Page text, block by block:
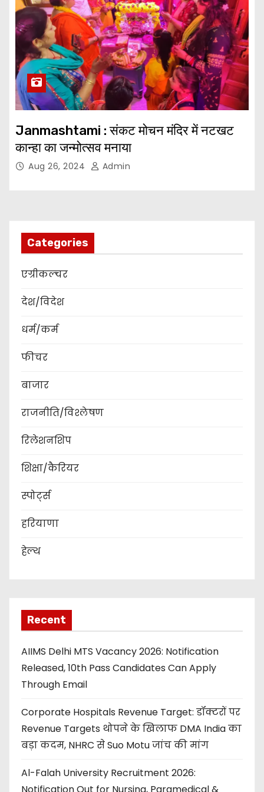
Janmashtami : संकट मोचन मंदिर में नटखट
कान्हा का जन्मोत्सव मनाया
Aug 26, 2024 Admin
Categories
एग्रीकल्चर
देश/विदेश
धर्म/कर्म
फीचर
बाजार
राजनीति/विश्लेषण
रिलेशनशिप
शिक्षा/कैरियर
स्पोर्ट्स
हरियाणा
हेल्थ
Recent
AIIMS Delhi MTS Vacancy 2026: Notification
Released, 10th Pass Candidates Can Apply
Through Email
Corporate Hospitals Revenue Target: डॉक्टरों पर
Revenue Targets थोपने के खिलाफ DMA India का
बड़ा कदम, NHRC से Suo Motu जांच की मांग
Al-Falah University Recruitment 2026: